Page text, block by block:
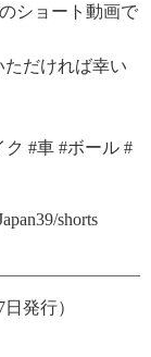
ショート動画で
だければ幸い
ク #車 #ボール #
shorts
発行）